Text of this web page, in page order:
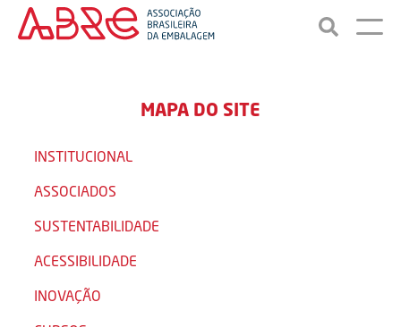
MAPA DO SITE
INSTITUCIONAL
ASSOCIADOS
SUSTENTABILIDADE
ACESSIBILIDADE
INOVAÇÃO